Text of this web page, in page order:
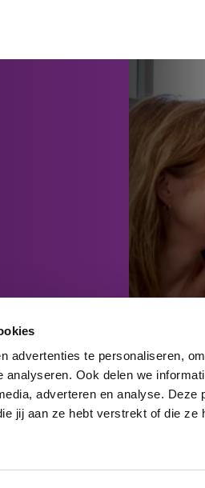
advertenties te personaliseren,
analyseren. Ook delen we
adverteren en analyse. Deze
jij aan ze hebt verstrekt of die ze